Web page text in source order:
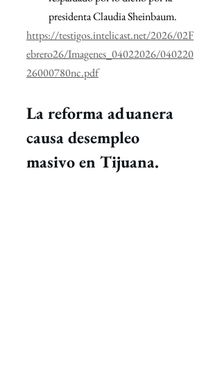
presidenta Claudia Sheinbaum.
https://testigos.intelicast.net/2026/02F
ebrero26/Imagenes_04022026/040220
26000780nc.pdf
La reforma aduanera
causa desempleo
masivo en Tijuana.